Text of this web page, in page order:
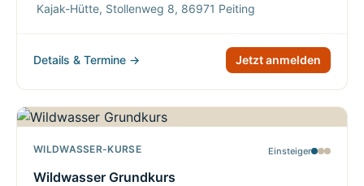
Kajak-Hütte, Stollenweg 8, 86971 Peiting
Details & Termine → Jetzt anmelden
WILDWASSER-KURSE Einsteiger
Wildwasser Grundkurs